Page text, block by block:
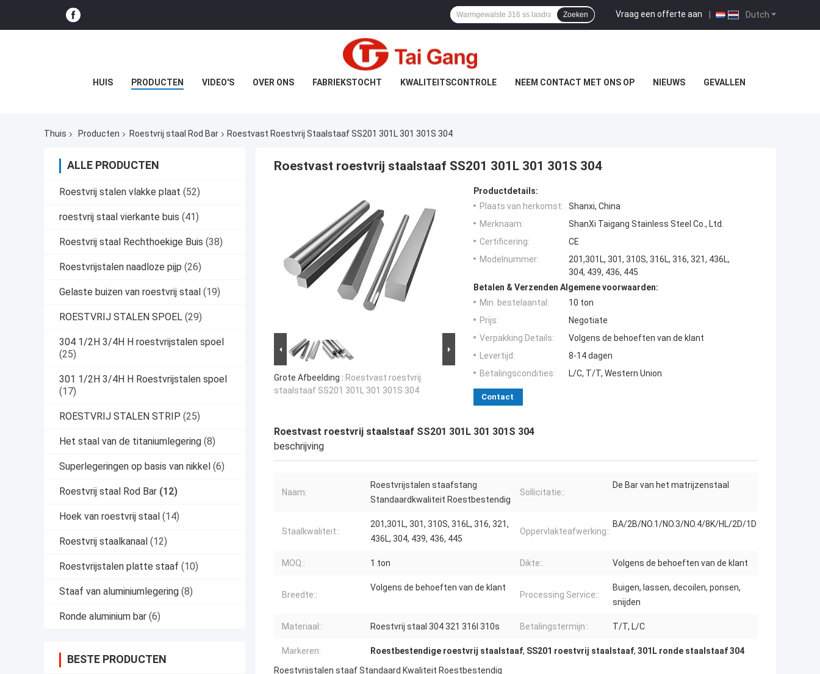
Dutch
Vraag een offerte aan |
Zoeken
HUIS PRODUCTEN VIDEO'S OVER ONS FABRIEKSTOCHT KWALITEITSCONTROLE NEEM CONTACT MET ONS OP NIEUWS GEVALLEN
Thuis Producten Roestvrij staal Rod Bar Roestvast Roestvrij Staalstaaf SS201 301L 301 301S 304
ALLE PRODUCTEN
Roestvrij stalen vlakke plaat (52)
roestvrij staal vierkante buis (41)
Roestvrij staal Rechthoekige Buis (38)
Roestvrijstalen naadloze pijp (26)
Gelaste buizen van roestvrij staal (19)
ROESTVRIJ STALEN SPOEL (29)
304 1/2H 3/4H H roestvrijstalen spoel
(25)
301 1/2H 3/4H H Roestvrijstalen spoel
(17)
ROESTVRIJ STALEN STRIP (25)
Het staal van de titaniumlegering (8)
Superlegeringen op basis van nikkel (6)
Roestvrij staal Rod Bar (12)
Hoek van roestvrij staal (14)
Roestvrij staalkanaal (12)
Roestvrijstalen platte staaf (10)
Staaf van aluminiumlegering (8)
Ronde aluminium bar (6)
BESTE PRODUCTEN
Roestvast roestvrij staalstaaf SS201 301L 301 301S 304
Grote Afbeelding : Roestvast roestvrij
staalstaaf SS201 301L 301 301S 304
Productdetails:
Plaats van herkomst:
Shanxi, China
Merknaam:
ShanXi Taigang Stainless Steel Co., Ltd.
Certificering:
CE
Modelnummer:
201,301L, 301, 310S, 316L, 316, 321, 436L,
304, 439, 436, 445
Betalen & Verzenden Algemene voorwaarden:
Min. bestelaantal:
10 ton
Prijs:
Negotiate
Verpakking Details:
Volgens de behoeften van de klant
Levertijd:
8-14 dagen
Betalingscondities:
L/C, T/T, Western Union
Contact
Roestvast roestvrij staalstaaf SS201 301L 301 301S 304
beschrijving
Naam:
Roestvrijstalen staafstang
Standaardkwaliteit Roestbestendig
Sollicitatie::
De Bar van het matrijzenstaal
Staalkwaliteit::
201,301L, 301, 310S, 316L, 316, 321,
436L, 304, 439, 436, 445
Oppervlakteafwerking::
BA/2B/NO.1/NO.3/NO.4/8K/HL/2D/1D
MOQ:: 1 ton Dikte:: Volgens de behoeften van de klant
Breedte::
Volgens de behoeften van de klant
Processing Service::
Buigen, lassen, decoilen, ponsen,
snijden
Materiaal:: Roestvrij staal 304 321 316l 310s Betalingstermijn:: T/T, L/C
Markeren: Roestbestendige roestvrij staalstaaf, SS201 roestvrij staalstaaf, 301L ronde staalstaaf 304
Roestvrijstalen staaf Standaard Kwaliteit Roestbestendig